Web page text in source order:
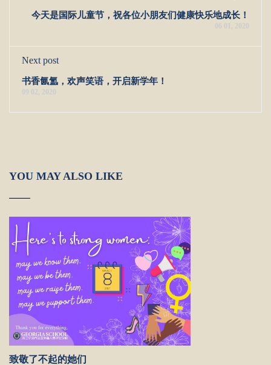
今天是国际儿童节，祝各位小朋友们健康快乐地成长！
06 01, 2020
Next post
书香氤氲，欢声笑语，开启新学年！
09 02, 2020
YOU MAY ALSO LIKE
致敬了不起的她们